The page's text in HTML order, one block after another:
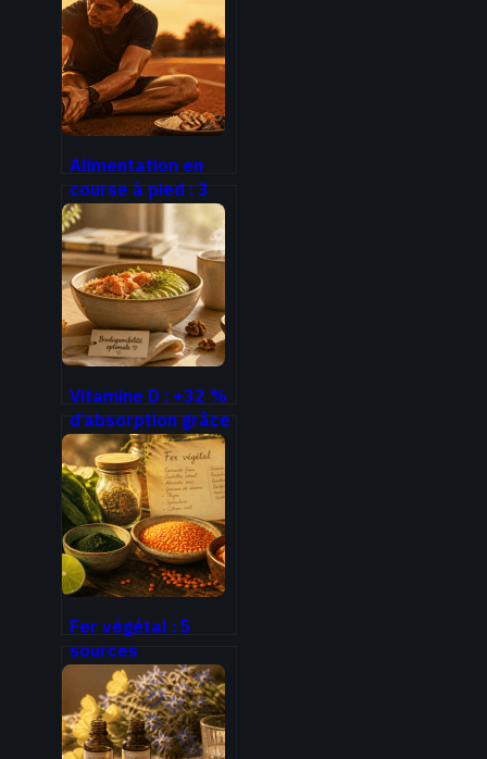
Alimentation en
course à pied : 3
règles d’or pour
booster votre
énergie et éviter
les troubles
digestifs
Vitamine D : +32 %
d’absorption grâce
à ce réglage de
votre repas de
midi
Fer végétal : 5
sources
insoupçonnées et
la méthode pour
tripler son
absorption